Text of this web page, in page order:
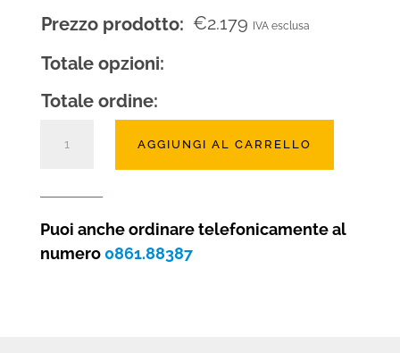
Prezzo prodotto: €2.179 IVA esclusa
Totale opzioni:
Totale ordine:
EFREM
5
AGGIUNGI AL CARRELLO
Puoi anche ordinare telefonicamente al
numero 0861.88387